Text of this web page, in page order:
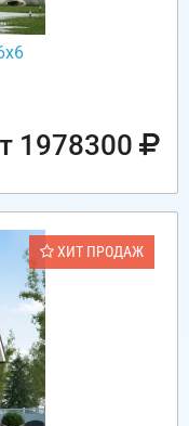
1978300
ХИТ ПРОДАЖ